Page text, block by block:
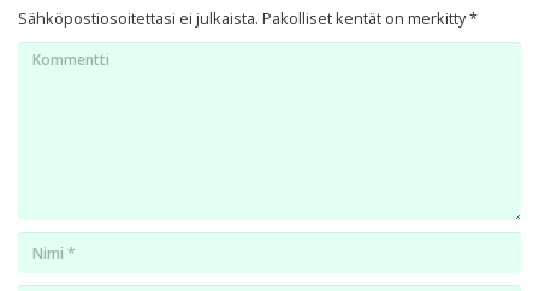
Sähköpostiosoitettasi ei julkaista. Pakolliset kentät on merkitty*
Kommentti